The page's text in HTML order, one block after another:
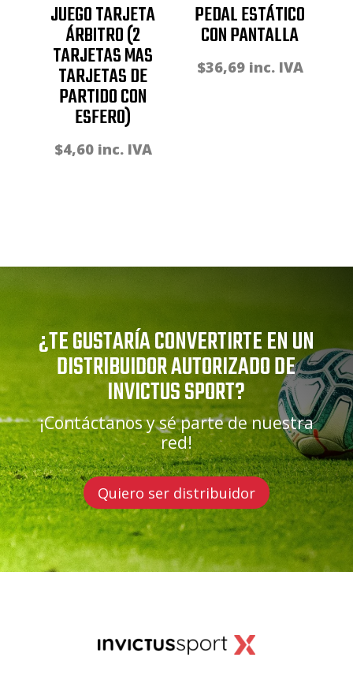
JUEGO TARJETA
ÁRBITRO (2
TARJETAS MAS
TARJETAS DE
PARTIDO CON
ESFERO)
$4,60 inc. IVA
PEDAL ESTÁTICO
CON PANTALLA
$36,69 inc. IVA
¿TE GUSTARÍA CONVERTIRTE EN UN
DISTRIBUIDOR AUTORIZADO DE
INVICTUS SPORT?
¡Contáctanos y sé parte de nuestra
red!
Quiero ser distribuidor